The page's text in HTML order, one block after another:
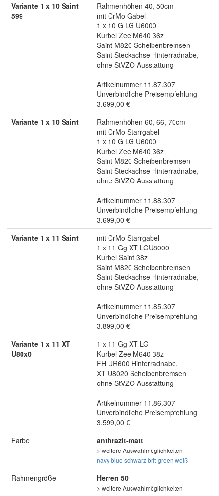
Variante 1 x 10 Saint
599
Rahmenhöhen 40, 50cm
mit CrMo Gabel
1 x 10 G LG U6000
Kurbel Zee M640 36z
Saint M820 Scheibenbremsen
Saint Steckachse Hinterradnabe,
ohne StVZO Ausstattung
Artikelnummer 11.87.307
Unverbindliche Preisempfehlung
3.699,00 €
Variante 1 x 10 Saint
Rahmenhöhen 60, 66, 70cm
mit CrMo Starrgabel
1 x 10 G LG U6000
Kurbel Zee M640 36z
Saint M820 Scheibenbremsen
Saint Steckachse Hinterradnabe,
ohne StVZO Ausstattung
Artikelnummer 11.88.307
Unverbindliche Preisempfehlung
3.699,00 €
Variante 1 x 11 Saint
mit CrMo Starrgabel
1 x 11 Gg XT LGU8000
Kurbel Saint 38z
Saint M820 Scheibenbremsen
Saint Steckachse Hinterradnabe,
ohne StVZO Ausstattung
Artikelnummer 11.85.307
Unverbindliche Preisempfehlung
3.899,00 €
Variante 1 x 11 XT
U80x0
1 x 11 Gg XT LG
Kurbel Zee M640 38z
FH UR600 Hinterradnabe,
XT U8020 Scheibenbremsen
ohne StVZO Ausstattung
Artikelnummer 11.86.307
Unverbindliche Preisempfehlung
3.599,00 €
Farbe
anthrazit-matt
> weitere Auswahlmöglichkeiten
navy blue schwarzbrit-green weiß
Rahmengröße Herren 50
> weitere Auswahlmöglichkeiten